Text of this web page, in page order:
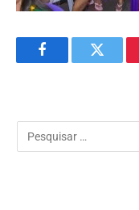
FacebookTwitter